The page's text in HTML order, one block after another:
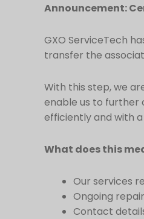
Announcement:
GXO ServiceTech
transfer the
With this step, we
enable us to further
efficiently and with
What does this
Our services
Ongoing
Contact